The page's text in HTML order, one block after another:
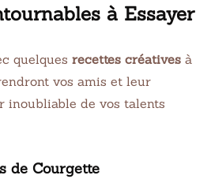
à Essayer
quelques recettes créatives à
vos amis et leur
inoubliable de vos talents
de Courgette